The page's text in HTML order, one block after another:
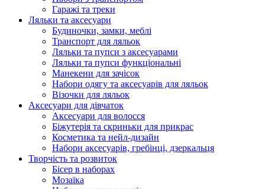
Гаражі та треки
Ляльки та аксесуари
Будиночки, замки, меблі
Транспорт для ляльок
Ляльки та пупси з аксесуарами
Ляльки та пупси функціональні
Манекени для зачісок
Набори одягу та аксесуарів для ляльок
Візочки для ляльок
Аксесуари для дівчаток
Аксесуари для волосся
Біжутерія та скриньки для прикрас
Косметика та нейл-дизайн
Набори аксесуарів, гребінці, дзеркальця
Творчість та розвиток
Бісер в наборах
Мозаїка